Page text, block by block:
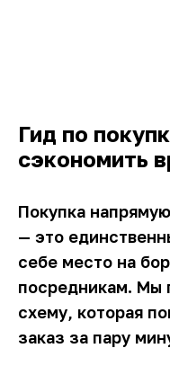
Гид по
сэкономить
Покупка
— это
себе место на
посредникам. Мы
схему, которая
заказ за пару